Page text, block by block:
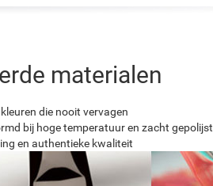
materialen
die nooit vervagen
bij hoge temperatuur en zacht gepolijst
en authentieke kwaliteit